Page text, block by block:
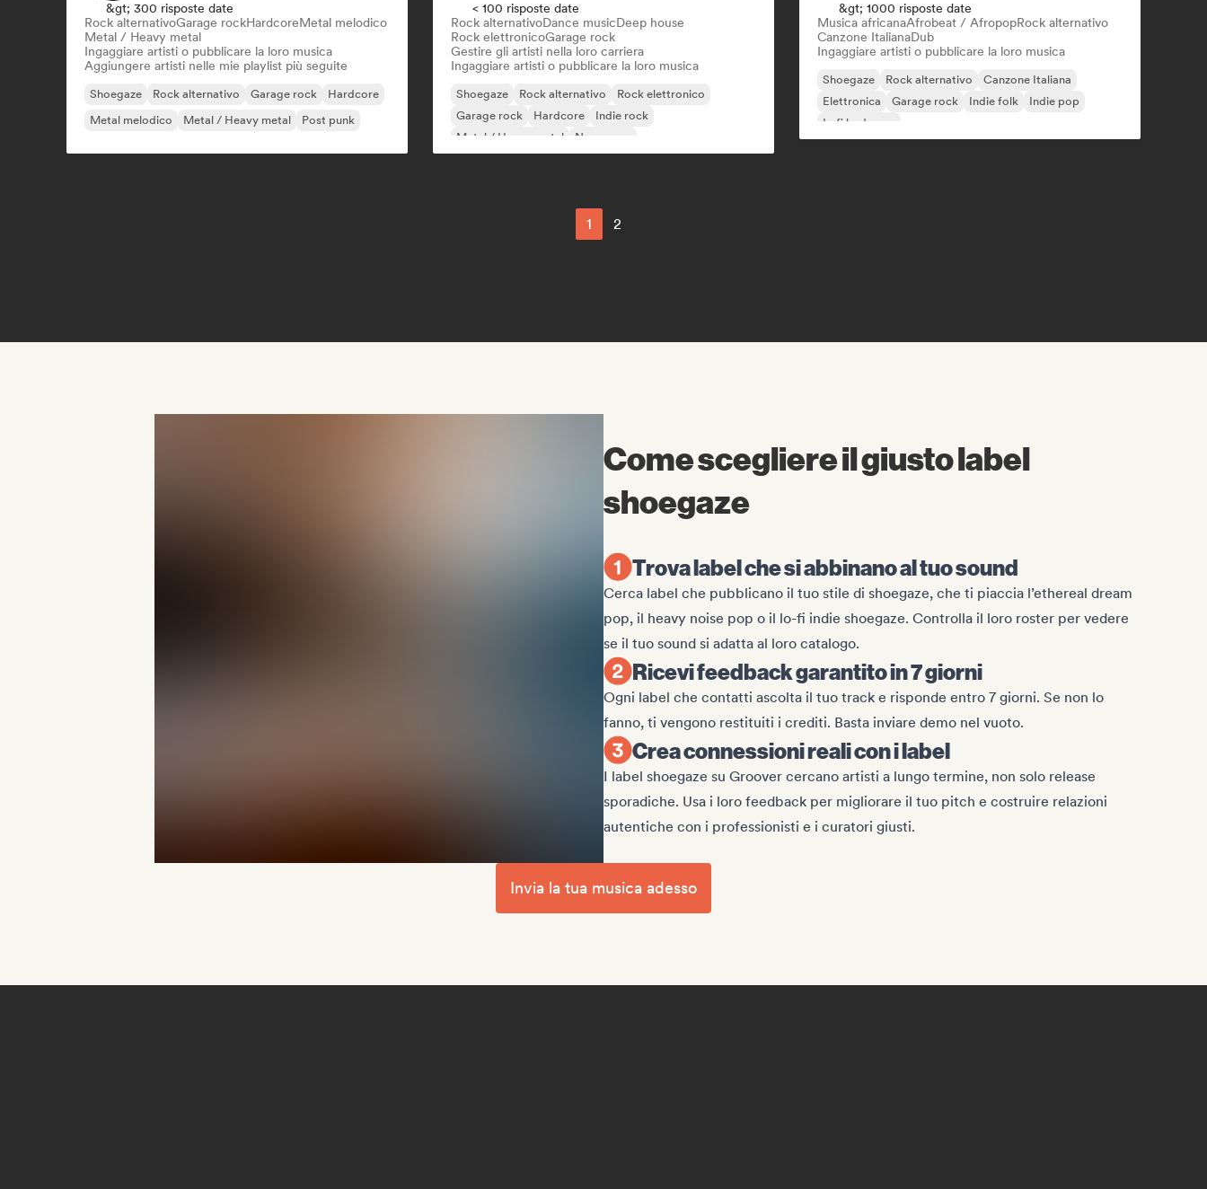
&gt; 300 risposte date
Rock alternativoGarage rockHardcoreMetal melodico
Metal / Heavy metal
Ingaggiare artisti o pubblicare la loro musica
Aggiungere artisti nelle mie playlist più seguite
Shoegaze Rock alternativo Garage rock
Hardcore
Metal melodico
Metal / Heavy metal Post punk
< 100 risposte date
Rock alternativoDance musicDeep house
Rock elettronicoGarage rock
Gestire gli artisti nella loro carriera
Ingaggiare artisti o pubblicare la loro musica
Shoegaze Rock alternativo
Rock elettronico
Garage rock
Hardcore
Indie rock
Metal / Heavy metal
New wave
&gt; 1000 risposte date
Musica africanaAfrobeat / AfropopRock alternativo
Canzone ItalianaDub
Ingaggiare artisti o pubblicare la loro musica
Shoegaze Rock alternativo
Canzone Italiana
Elettronica
Garage rock Indie folk
Indie pop
Lofi bedroom
1 2
Come scegliere il giusto label
shoegaze
Trova label che si abbinano al tuo sound
Cerca label che pubblicano il tuo stile di shoegaze, che ti piaccia l’ethereal dream
pop, il heavy noise pop o il lo-fi indie shoegaze. Controlla il loro roster per vedere
se il tuo sound si adatta al loro catalogo.
Ricevi feedback garantito in 7 giorni
Ogni label che contatti ascolta il tuo track e risponde entro 7 giorni. Se non lo
fanno, ti vengono restituiti i crediti. Basta inviare demo nel vuoto.
Crea connessioni reali con i label
I label shoegaze su Groover cercano artisti a lungo termine, non solo release
sporadiche. Usa i loro feedback per migliorare il tuo pitch e costruire relazioni
autentiche con i professionisti e i curatori giusti.
Invia la tua musica adesso